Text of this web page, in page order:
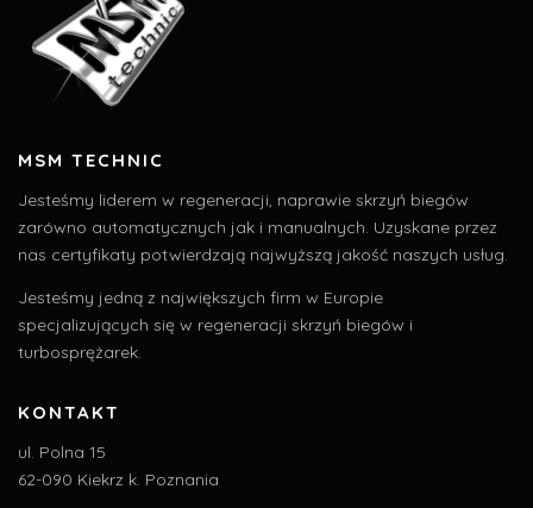
MSM TECHNIC
Jesteśmy liderem w regeneracji, naprawie skrzyń biegów
zarówno automatycznych jak i manualnych. Uzyskane przez
nas certyfikaty potwierdzają najwyższą jakość naszych usług.
Jesteśmy jedną z największych firm w Europie
specjalizujących się w regeneracji skrzyń biegów i
turbosprężarek.
KONTAKT
ul. Polna 15
62-090 Kiekrz k. Poznania